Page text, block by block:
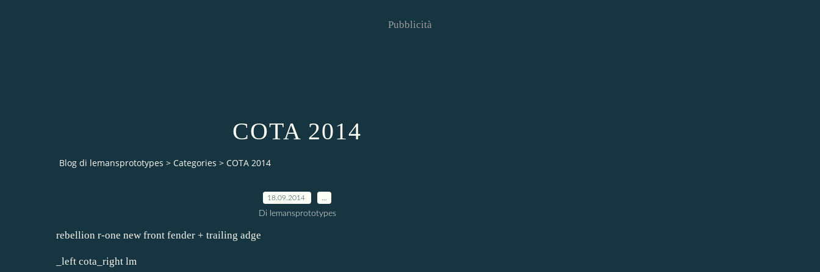
Pubblicità
COTA 2014
Blog di lemansprototypes > Categories > COTA 2014
18.09.2014
Di lemansprototypes
rebellion r-one new front fender + trailing adge
_left cota_right lm